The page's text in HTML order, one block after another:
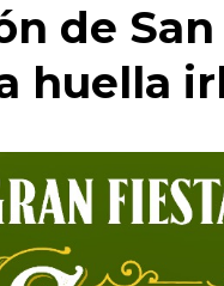
de
huella